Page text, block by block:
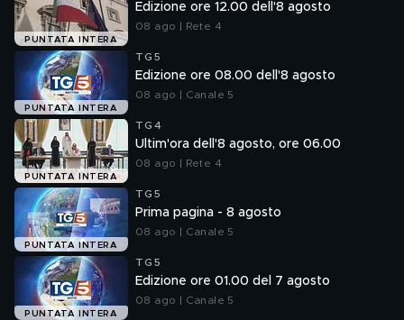
PUNTATA INTERA
Edizione ore 12.00 dell'8 agosto
08 ago | Rete 4
PUNTATA INTERA
TG5
Edizione ore 08.00 dell'8 agosto
08 ago | Canale 5
PUNTATA INTERA
TG4
Ultim'ora dell'8 agosto, ore 06.00
08 ago | Rete 4
PUNTATA INTERA
TG5
Prima pagina - 8 agosto
08 ago | Canale 5
PUNTATA INTERA
TG5
Edizione ore 01.00 del 7 agosto
08 ago | Canale 5